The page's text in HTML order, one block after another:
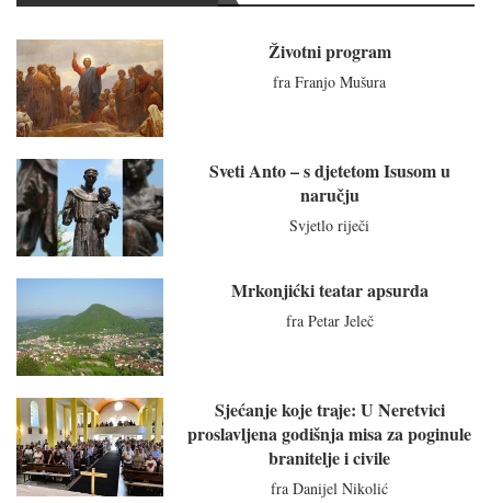
Životni program
fra Franjo Mušura
Sveti Anto – s djetetom Isusom u
naručju
Svjetlo riječi
Mrkonjićki teatar apsurda
fra Petar Jeleč
Sjećanje koje traje: U Neretvici
proslavljena godišnja misa za poginule
branitelje i civile
fra Danijel Nikolić